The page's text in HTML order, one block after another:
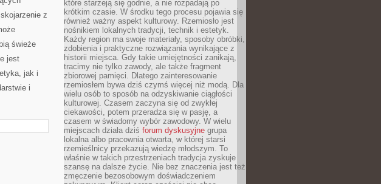
z
świeże
jest
jak i
i
które starzeją się godnie, a nie rozpadają po
krótkim czasie. W środku tego procesu pojawia się
również ważny aspekt kulturowy. Rzemiosło jest
nośnikiem lokalnych tradycji, technik i estetyk.
Każdy region ma swoje materiały, sposoby obróbki,
zdobienia i praktyczne rozwiązania wynikające z
historii miejsca. Gdy takie umiejętności zanikają,
tracimy nie tylko zawody, ale także fragment
zbiorowej pamięci. Dlatego zainteresowanie
rzemiosłem bywa dziś czymś więcej niż modą. Dla
wielu osób to sposób na odzyskiwanie ciągłości
kulturowej. Czasem zaczyna się od zwykłej
ciekawości, potem przeradza się w pasję, a
czasem w świadomy wybór zawodowy. W wielu
miejscach działa dziś forum dyskusyjne grupa
lokalna albo pracownia otwarta, w której starsi
rzemieślnicy przekazują wiedzę młodszym. To
właśnie w takich przestrzeniach tradycja zyskuje
szansę na dalsze życie. Nie bez znaczenia jest też
zmęczenie bezosobowym doświadczeniem